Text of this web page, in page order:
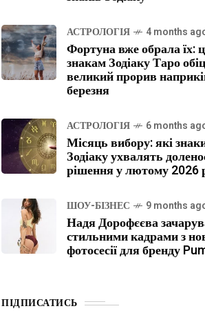
АСТРОЛОГІЯ 4 months
Фортуна вже обрала їх:
знакам Зодіаку Таро
великий прорив
березня
АСТРОЛОГІЯ 6 months
Місяць вибору: які
Зодіаку ухвалять
рішення у лютому 2026
ШОУ-БІЗНЕС 9 months
Надя Дорофєєва
стильними кадрами з
фотосесії для бренду
ПІДПИСАТИСЬ